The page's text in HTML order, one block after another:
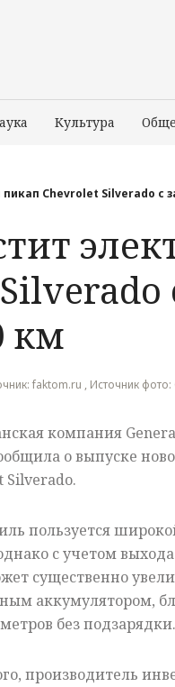
Культура
Chevrolet Silverado с
км
faktom.ru , Источник
компания
о выпуске
Silverado.
пользуется
с учетом
существенно
аккумулятором,
без подзарядки.
производитель